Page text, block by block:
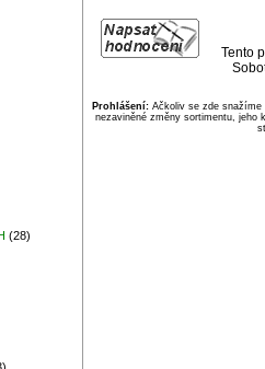
(28)
Tento
Prohlášení:Ačkoliv se zde snažíme
nezaviněné změny sortimentu, jeho